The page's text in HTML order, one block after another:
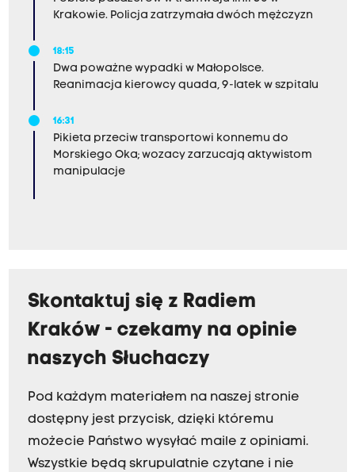
Krakowie. Policja zatrzymała dwóch mężczyzn
18:15
Dwa poważne wypadki w Małopolsce.
Reanimacja kierowcy quada, 9-latek w szpitalu
16:31
Pikieta przeciw transportowi konnemu do
Morskiego Oka; wozacy zarzucają aktywistom
manipulacje
Skontaktuj się z Radiem
Kraków - czekamy na opinie
naszych Słuchaczy
Pod każdym materiałem na naszej stronie
dostępny jest przycisk, dzięki któremu
możecie Państwo wysyłać maile z opiniami.
Wszystkie będą skrupulatnie czytane i nie